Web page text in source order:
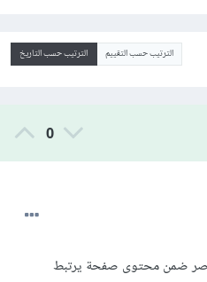
الترتيب حسب التقييم الترتيب حسب التاريخ
0
ضمن محتوى صفحة يرتبط